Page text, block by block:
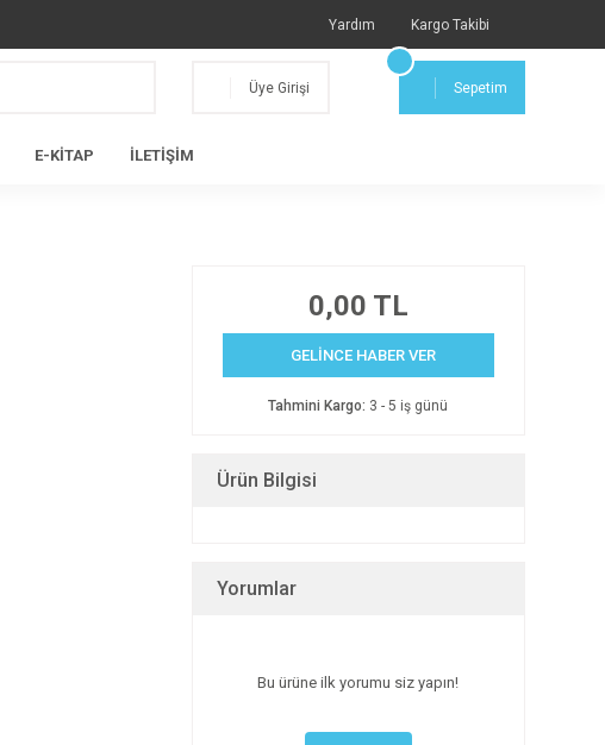
Yardım Kargo Takibi
Üye Girişi Sepetim
E-KİTAP İLETİŞİM
0,00 TL
GELİNCE HABER VER
Tahmini Kargo: 3 - 5 iş günü
Ürün Bilgisi
Yorumlar
Bu ürüne ilk yorumu siz yapın!